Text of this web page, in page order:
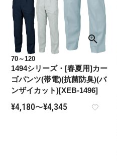
70～120
1494シリーズ・[春夏用]カー
ゴパンツ(帯電)(抗菌防臭)(バ
ンザイカット)[XEB-1496]
¥4,180〜¥4,345